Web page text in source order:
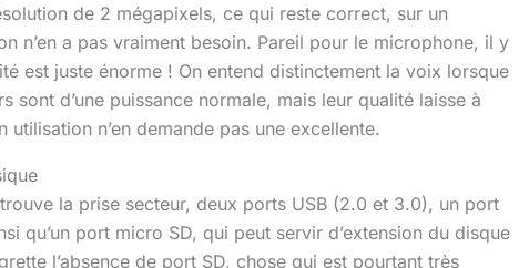
de 2 mégapixels, ce qui reste correct, sur un
n’en a pas vraiment besoin. Pareil pour le microphone, il y
est juste énorme ! On entend distinctement la voix lorsque
sont d’une puissance normale, mais leur qualité laisse à
utilisation n’en demande pas une excellente.
la prise secteur, deux ports USB (2.0 et 3.0), un port
qu’un port micro SD, qui peut servir d’extension du disque
l’absence de port SD, chose qui est pourtant très